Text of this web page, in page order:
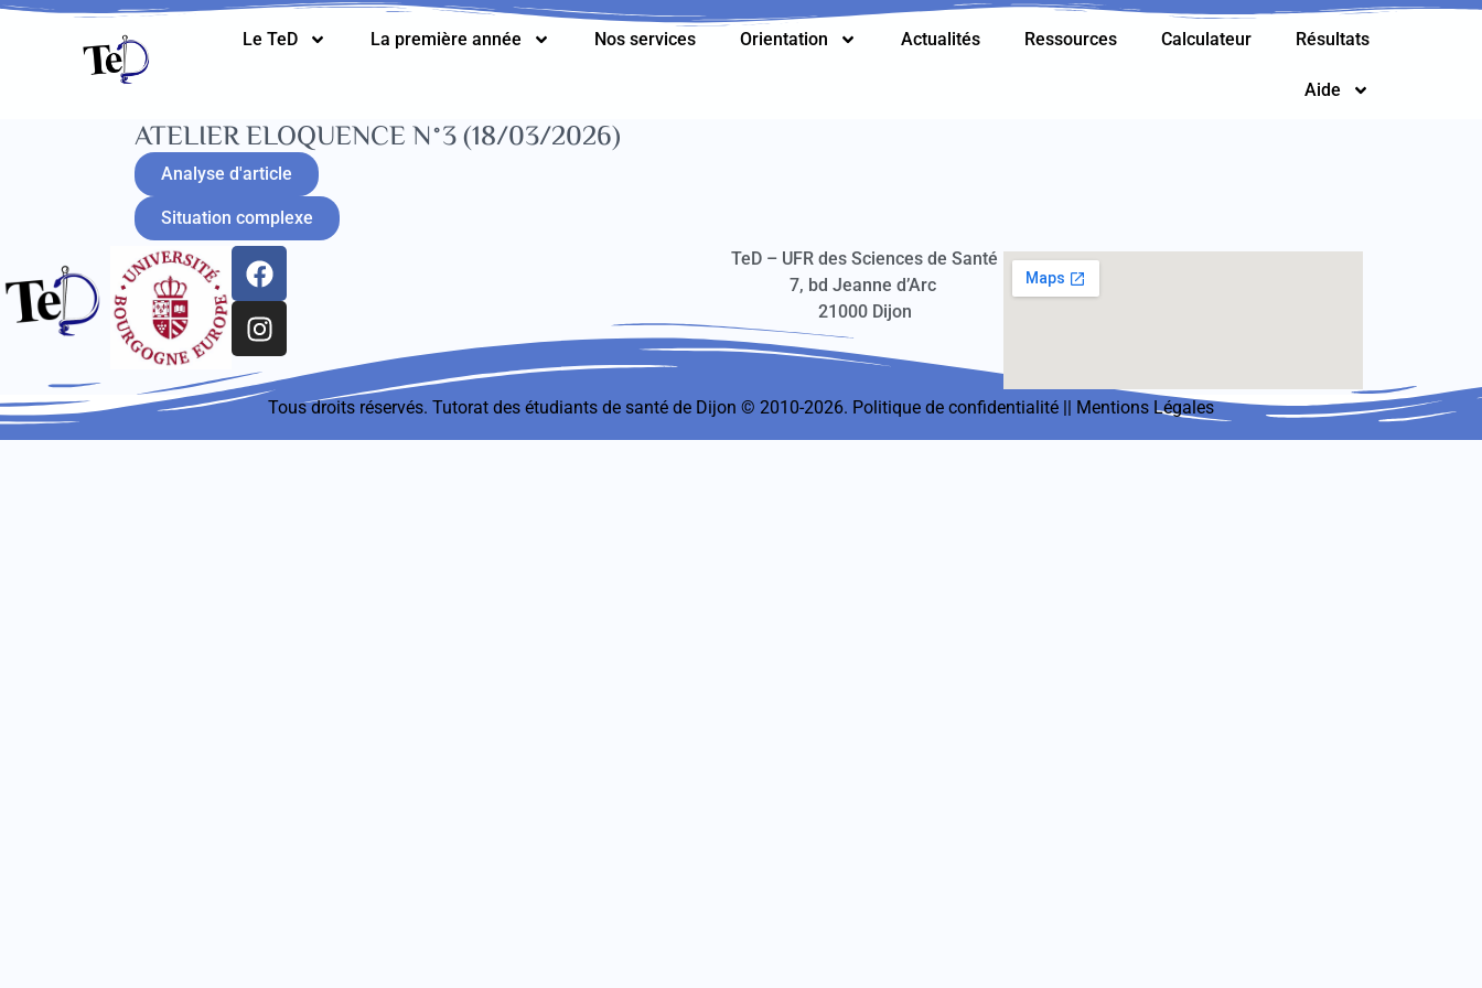
Le TeD La première année Nos services Orientation Actualités Ressources Calculateur Résultats
Aide
ATELIER ELOQUENCE N°3 (18/03/2026)
Analyse d'article
Situation complexe
TeD – UFR des Sciences de Santé
7, bd Jeanne d’Arc
21000 Dijon
Tous droits réservés. Tutorat des étudiants de santé de Dijon © 2010-2026. Politique de confidentialité || Mentions Légales